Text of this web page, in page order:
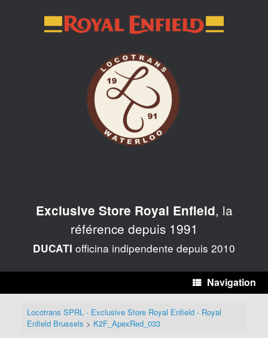
Exclusive Store Royal Enfield, la
référence depuis 1991
DUCATI officina indipendente depuis 2010
Navigation
Locotrans SPRL - Exclusive Store Royal Enfield - Royal
Enfield Brussels > K2F_ApexRed_033